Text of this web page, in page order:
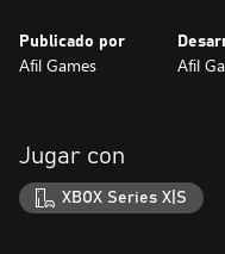
jugadores casuales que
estratégicos.
Chippy a prepararse para
Publicado por
Afil Games Afil
Jugar con
XBOX Series X|S